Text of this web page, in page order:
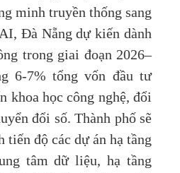
minh truyền thống sang
Đà Nẵng dự kiến dành
trong giai đoạn 2026–
6-7% tổng vốn đầu tư
khoa học công nghệ, đổi
đổi số. Thành phố sẽ
tiến độ các dự án hạ tầng
tâm dữ liệu, hạ tầng